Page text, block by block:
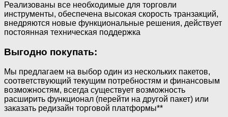
Реализованы все необходимые для торговли
инструменты, обеспечена высокая скорость транзакций,
внедряются новые функциональные решения, действует
постоянная техническая поддержка
Выгодно покупать:
Мы предлагаем на выбор один из нескольких пакетов,
соответствующий текущим потребностям и финансовым
возможностям, всегда существует возможность
расширить функционал (перейти на другой пакет) или
заказать редизайн торговой платформы**